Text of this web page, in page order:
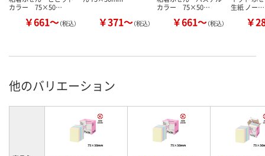
カラー 75×50…
￥661～（税込） ￥371～（税込）
カラー 75×50…
￥661～（税込）
生紙 ノー…
￥
他のバリエーション